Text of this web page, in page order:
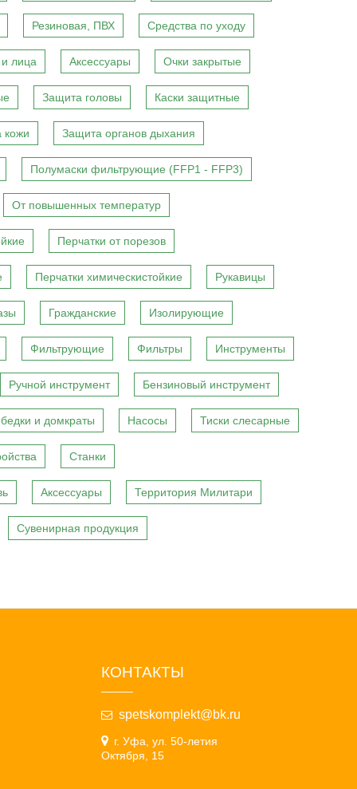
Резиновая, ПВХ Средства по уходу
лица Аксессуары Очки закрытые
Защита головы Каски защитные
кожи Защита органов дыхания
Полумаски фильтрующие (FFP1 - FFP3)
От повышенных температур
Перчатки от порезов
Перчатки химическистойкие Рукавицы
Гражданские Изолирующие
Фильтрующие Фильтры Инструменты
Ручной инструмент Бензиновый инструмент
и домкраты Насосы Тиски слесарные
Станки
Аксессуары Территория Милитари
Сувенирная продукция
КОНТАКТЫ
spetskomplekt@bk.ru
г. Уфа, ул. 50-летия
Октября, 15